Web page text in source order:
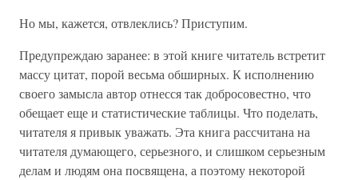
Но мы, кажется, отвлеклись? Приступим.
Предупреждаю заранее: в этой книге читатель встретит
массу цитат, порой весьма обширных. К исполнению
своего замысла автор отнесся так добросовестно, что
обещает еще и статистические таблицы. Что поделать,
читателя я привык уважать. Эта книга рассчитана на
читателя думающего, серьезного, и слишком серьезным
делам и людям она посвящена, а поэтому некоторой